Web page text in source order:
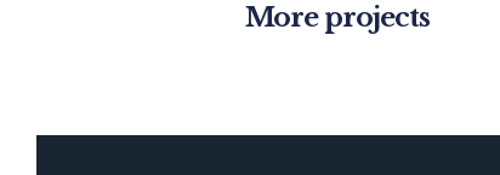
More projects